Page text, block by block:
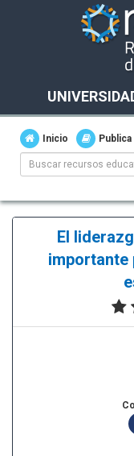
Inicio
El
importante